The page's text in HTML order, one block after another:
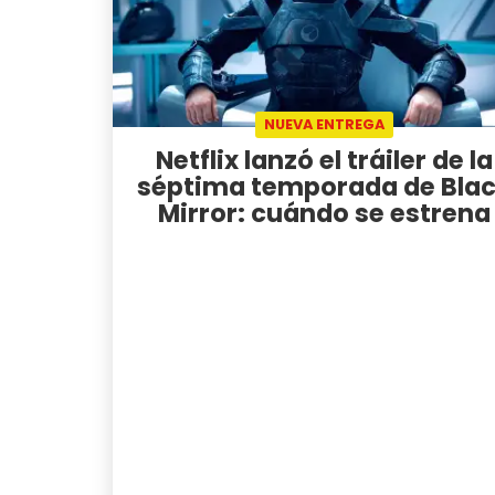
NUEVA ENTREGA
Netflix lanzó el tráiler de la
séptima temporada de
Mirror: cuándo se estrena